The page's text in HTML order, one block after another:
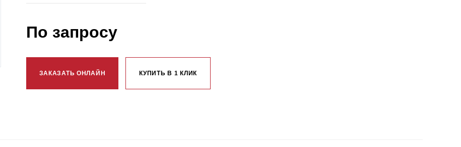
По запросу
ЗАКАЗАТЬ ОНЛАЙН КУПИТЬ В 1 КЛИК